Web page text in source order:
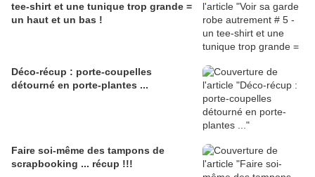
tee-shirt et une tunique trop grande =
un haut et un bas !
Déco-récup : porte-coupelles
détourné en porte-plantes ...
Faire soi-même des tampons de
scrapbooking ... récup !!!